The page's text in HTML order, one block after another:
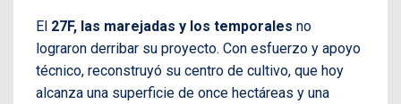
El 27F, las marejadas y los temporales no
lograron derribar su proyecto. Con esfuerzo y apoyo
técnico, reconstruyó su centro de cultivo, que hoy
alcanza una superficie de once hectáreas y una